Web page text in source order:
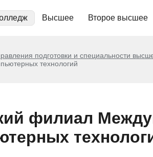
Высшее Второе высшее
подготовки и специальности
технологий
филиал